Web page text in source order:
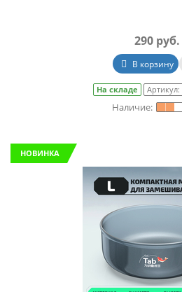
290 руб.
В корзину
На складе Артикул:
НОВИНКА